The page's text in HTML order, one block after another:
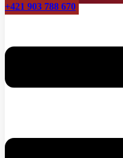
+421 903 788 670